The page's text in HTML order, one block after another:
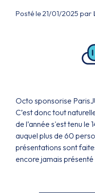
Posté le 21/01/2025 par
Octo sponsorise
C’est donc tout
de l’année s'est tenu le
auquel plus de 60
présentations sont
encore jamais